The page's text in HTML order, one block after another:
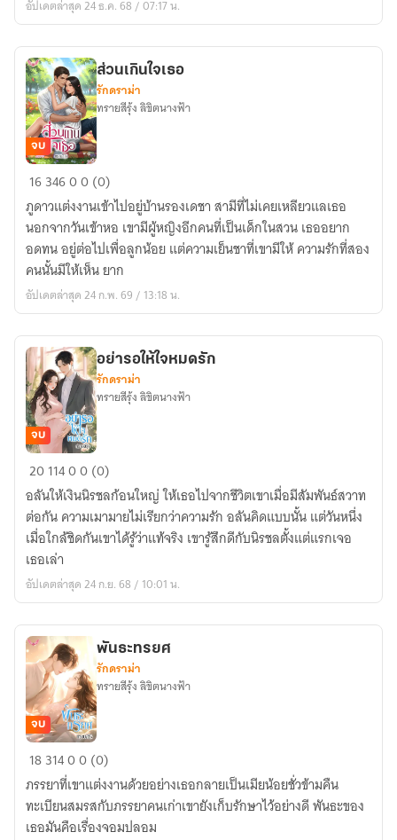
อัปเดตล่าสุด 24 ธ.ค. 68 / 07:17 น.
ส่วน
ใจ
เธอ
จบ
ส่วนเกินใจเธอ
รักดราม่า
ทรายสีรุ้ง ลิขิตนางฟ้า
1634600 (0)
ภูดาวแต่งงานเข้าไปอยู่บ้านรองเดชา สามีที่ไม่เคยเหลียวแลเธอ
นอกจากวันเข้าหอ เขามีผู้หญิงอีกคนที่เป็นเด็กในสวน เธออยาก
อดทน อยู่ต่อไปเพื่อลูกน้อย แต่ความเย็นชาที่เขามีให้ ความรักที่สอง
คนนั้นมีให้เห็น ยาก
อัปเดตล่าสุด 24 ก.พ. 69 / 13:18 น.
อย่า
รอ
ให้
ใจ
หมด
รัก
จบ
อย่ารอให้ใจหมดรัก
รักดราม่า
ทรายสีรุ้ง ลิขิตนางฟ้า
2011400 (0)
อลันให้เงินนิรชลก้อนใหญ่ ให้เธอไปจากชีวิตเขาเมื่อมีสัมพันธ์สวาท
ต่อกัน ความเมามายไม่เรียกว่าความรัก อลันคิดแบบนั้น แต่วันหนึ่ง
เมื่อใกล้ชิดกันเขาได้รู้ว่าแท้จริง เขารู้สึกดีกับนิรชลตั้งแต่แรกเจอ
เธอเล่า
อัปเดตล่าสุด 24 ก.ย. 68 / 10:01 น.
พันธะ
จบ
พันธะทรยศ
รักดราม่า
ทรายสีรุ้ง ลิขิตนางฟ้า
1831400 (0)
ภรรยาที่เขาแต่งงานด้วยอย่างเธอกลายเป็นเมียน้อยชั่วข้ามคืน
ทะเบียนสมรสกับภรรยาคนเก่าเขายังเก็บรักษาไว้อย่างดี พันธะของ
เธอมันคือเรื่องจอมปลอม